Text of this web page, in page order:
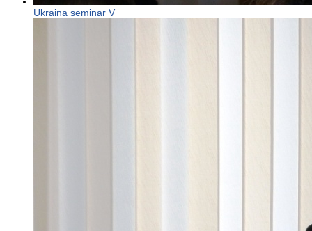
Ukraina seminar V